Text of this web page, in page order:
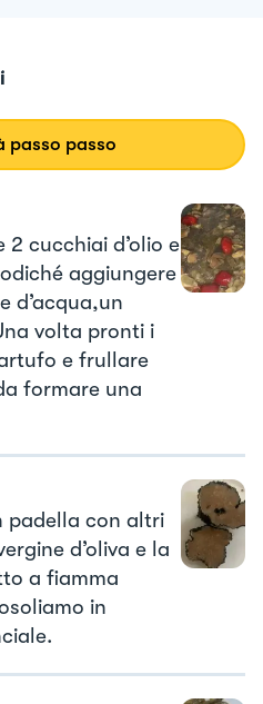
passo passo
cucchiai d’olio e
aggiungere
d’acqua,un
volta pronti i
e frullare
formare una
padella con altri
d’oliva e la
a fiamma
in